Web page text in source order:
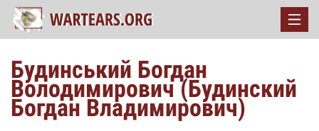
Будинський Богдан
Володимирович (Будинский
Богдан Владимирович)